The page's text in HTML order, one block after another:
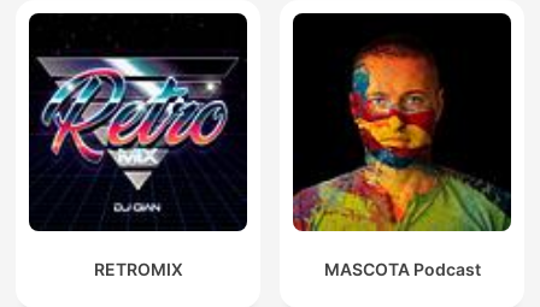
RETROMIX MASCOTA Podcast